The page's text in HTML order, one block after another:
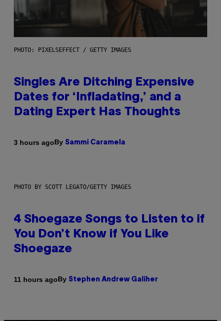
PHOTO: PIXELSEFFECT / GETTY IMAGES
Singles Are Ditching Expensive
Dates for ‘Infladating,’ and a
Dating Expert Has Thoughts
3 hours agoBy Sammi Caramela
PHOTO BY SCOTT LEGATO/GETTY IMAGES
4 Shoegaze Songs to Listen to if
You Don’t Know if You Like
Shoegaze
11 hours agoBy Stephen Andrew Galiher